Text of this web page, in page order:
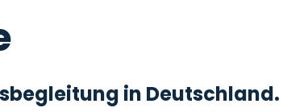
in Deutschland.